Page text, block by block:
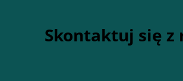
Skontaktuj się z